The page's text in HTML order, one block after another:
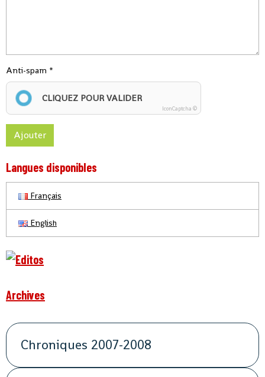
Anti-spam
CLIQUEZ POUR VALIDER
IconCaptcha ©
Ajouter
Langues disponibles
Français
English
Archives
Chroniques 2007-2008